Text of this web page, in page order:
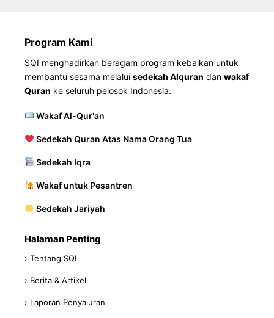
Program Kami
SQI menghadirkan beragam program kebaikan untuk
membantu sesama melalui sedekah Alquran dan wakaf
Quran ke seluruh pelosok Indonesia.
Wakaf Al-Qur'an
Sedekah Quran Atas Nama Orang Tua
Sedekah Iqra
Wakaf untuk Pesantren
Sedekah Jariyah
Halaman Penting
› Tentang SQI
› Berita & Artikel
› Laporan Penyaluran